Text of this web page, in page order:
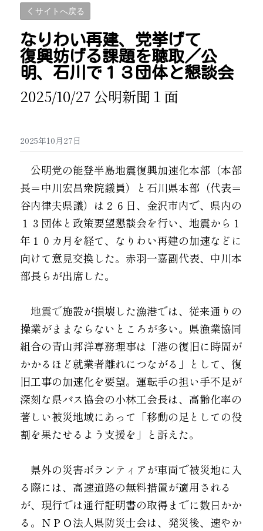
サイトへ戻る
なりわい再建、党挙げて
復興妨げる課題を聴取／公
明、石川で１３団体と懇談会
2025/10/27 公明新聞１面
2025年10月27日
公明党の能登半島地震復興加速化本部（本部
長＝中川宏昌衆院議員）と石川県本部（代表＝
谷内律夫県議）は２６日、金沢市内で、県内の
１３団体と政策要望懇談会を行い、地震から１
年１０カ月を経て、なりわい再建の加速などに
向けて意見交換した。赤羽一嘉副代表、中川本
部長らが出席した。
地震で施設が損壊した漁港では、従来通りの
操業がままならないところが多い。県漁業協同
組合の青山邦洋専務理事は「港の復旧に時間が
かかるほど就業者離れにつながる」として、復
旧工事の加速化を要望。運転手の担い手不足が
深刻な県バス協会の小林工会長は、高齢化率の
著しい被災地域にあって「移動の足としての役
割を果たせるよう支援を」と訴えた。
県外の災害ボランティ アが車両で被災地に入
る際には、高速道路の無料措置が適用される
が、現行では通行証明書の取得までに数日かか
る。ＮＰＯ法人県防災士会は、発災後、速やか